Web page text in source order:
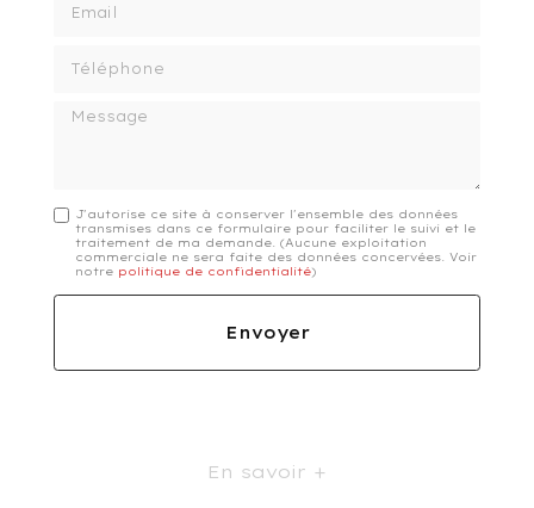
Message
J'autorise ce site à conserver l'ensemble des données
transmises dans ce formulaire pour faciliter le suivi et le
traitement de ma demande.(Aucune exploitation
commerciale ne sera faite des données concervées. Voir
notre politique de confidentialité)
En savoir +